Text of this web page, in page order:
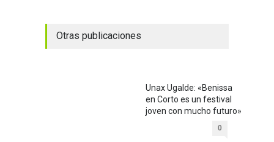
Otras publicaciones
Unax Ugalde: «Benissa
en Corto es un festival
joven con mucho futuro»
0